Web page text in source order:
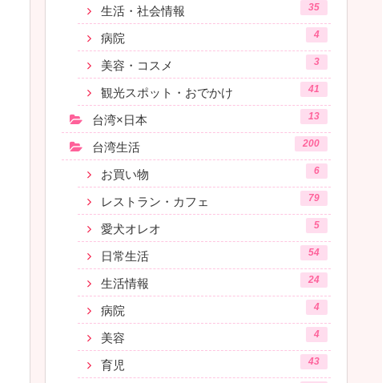
生活・社会情報 35
病院 4
美容・コスメ 3
観光スポット・おでかけ 41
台湾×日本 13
台湾生活 200
お買い物 6
レストラン・カフェ 79
愛犬オレオ 5
日常生活 54
生活情報 24
病院 4
美容 4
育児 43